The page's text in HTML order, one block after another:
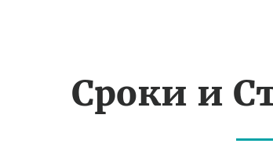
Сроки и